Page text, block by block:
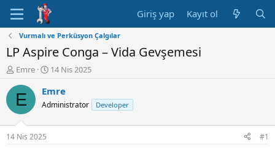
Giriş yap Kayıt ol
Vurmalı ve Perküsyon Çalgılar
LP Aspire Conga – Vida Gevşemesi
K
n
u
y
u
B
a
Emre
B
ş
l
n
ı
14 Nis 2025
E Emre
Administrator Developer
14 Nis 2025 #1